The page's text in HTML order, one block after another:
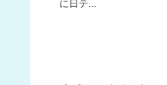
に日テ...